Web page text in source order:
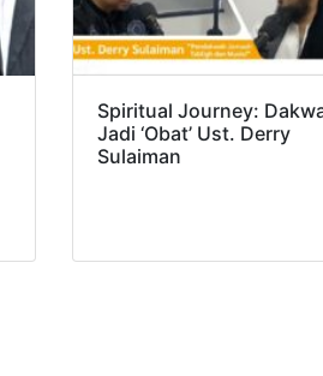
Spiritual Journey:
Jadi ‘Obat’ Ust. Derry
Sulaiman